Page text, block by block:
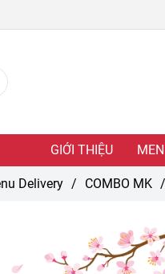
GIỚI THIỆU
Delivery / COMBO MK /